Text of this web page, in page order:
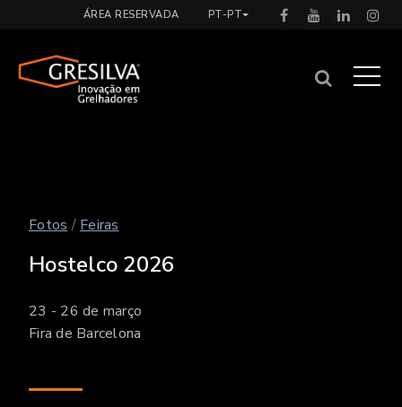
ÁREA RESERVADA PT-PT
Fotos / Feiras
Hostelco 2026
23 - 26 de março
Fira de Barcelona